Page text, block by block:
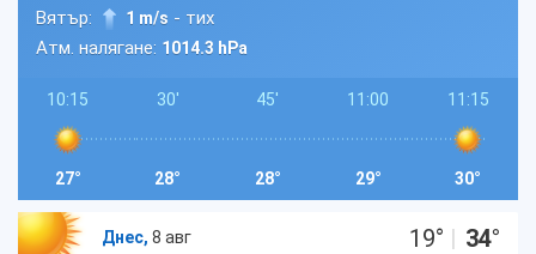
Вятър: 1 m/s - тих
Атм. налягане: 1014.3 hPa
10:15
27°
30'
28°
45'
28°
11:00
29°
11:15
30°
Днес, 8 авг
19° | 34°